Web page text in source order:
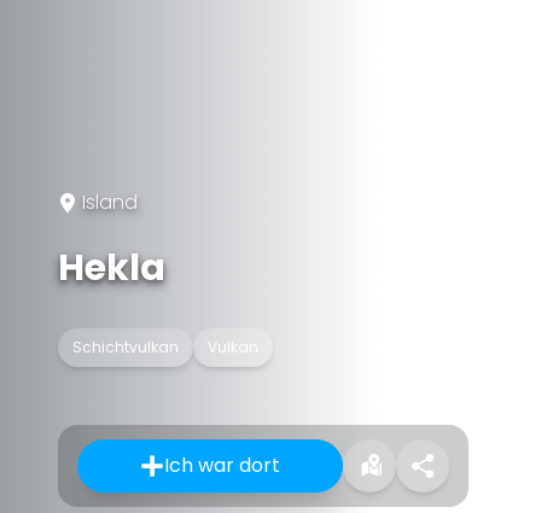
Island
Hekla
Schichtvulkan Vulkan
Ich war dort